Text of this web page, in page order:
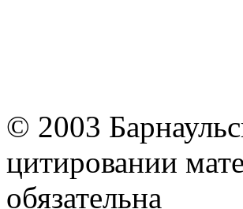
© 2003
цитировании
обязательна